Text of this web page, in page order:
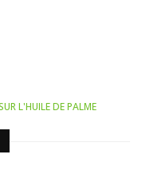
L'HUILE DE PALME